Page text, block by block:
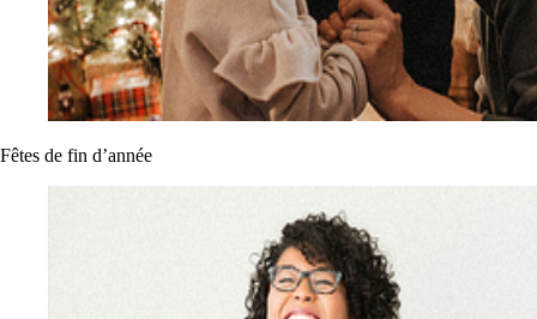
Fêtes de fin d’année